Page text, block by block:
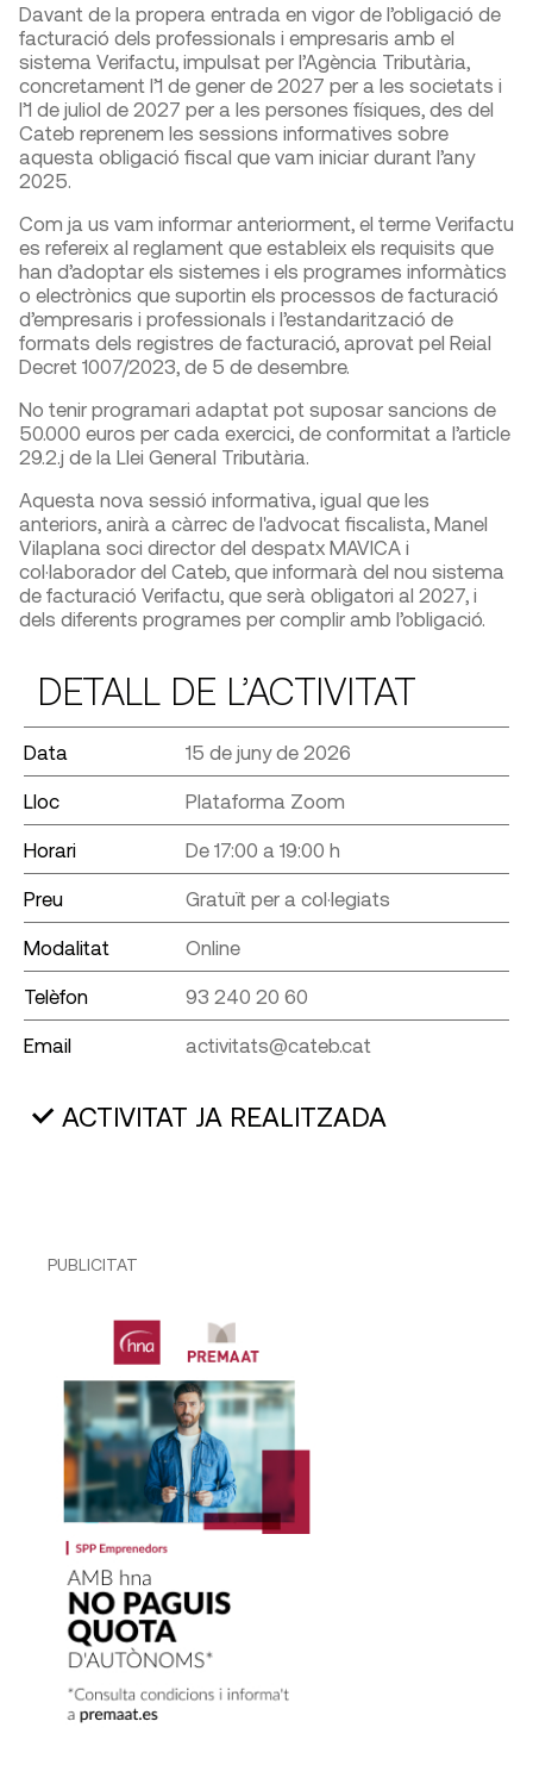
Davant de la propera entrada en vigor de l’obligació de
facturació dels professionals i empresaris amb el
sistema Verifactu, impulsat per l’Agència Tributària,
concretament l’1 de gener de 2027 per a les societats i
l’1 de juliol de 2027 per a les persones físiques, des del
Cateb reprenem les sessions informatives sobre
aquesta obligació fiscal que vam iniciar durant l’any
2025.
Com ja us vam informar anteriorment, el terme Verifactu
es refereix al reglament que estableix els requisits que
han d’adoptar els sistemes i els programes informàtics
o electrònics que suportin els processos de facturació
d’empresaris i professionals i l’estandarització de
formats dels registres de facturació, aprovat pel Reial
Decret 1007/2023, de 5 de desembre.
No tenir programari adaptat pot suposar sancions de
50.000 euros per cada exercici, de conformitat a l’article
29.2.j de la Llei General Tributària.
Aquesta nova sessió informativa, igual que les
anteriors, anirà a càrrec de l'advocat fiscalista, Manel
Vilaplana soci director del despatx MAVICA i
col·laborador del Cateb, que informarà del nou sistema
de facturació Verifactu, que serà obligatori al 2027, i
dels diferents programes per complir amb l’obligació.
DETALL DE L’ACTIVITAT
Data 15 de juny de 2026
Lloc Plataforma Zoom
Horari De 17:00 a 19:00 h
Preu Gratuït per a col·legiats
Modalitat Online
Telèfon 93 240 20 60
Email activitats@cateb.cat
ACTIVITAT JA REALITZADA
PUBLICITAT